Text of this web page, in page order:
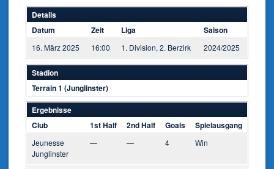
Details
Datum
Zeit Liga Saison
16. März 2025 16:00 1. Division, 2. Berzirk 2024/2025
Stadion
Terrain 1 (Junglinster)
Ergebnisse
Club
1st Half 2nd Half Goals Spielausgang
Jeunesse
Junglinster
— — 4 Win